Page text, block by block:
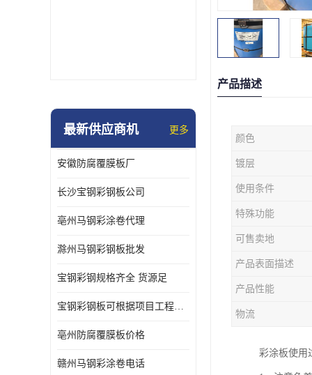
最新供应商机 更多
安徽防腐覆膜板厂
长沙宝钢彩钢板公司
亳州马钢彩涂卷代理
滁州马钢彩钢板批发
宝钢彩钢规格齐全 货源足
宝钢彩钢板可根据项目工程定制
亳州防腐覆膜板价格
赣州马钢彩涂卷电话
产品描述
颜色
镀层
使用条件
特殊功能
可售卖地
产品表面描述
产品性能
物流
彩涂板使用